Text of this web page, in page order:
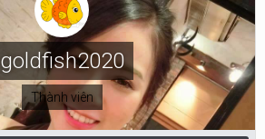
goldfish2020
Thành viên